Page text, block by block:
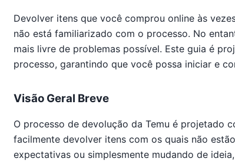
Devolver itens que você comprou online às
não está familiarizado com o processo. No
mais livre de problemas possível. Este guia é
processo, garantindo que você possa iniciar e
Visão Geral Breve
O processo de devolução da Temu é projetado
facilmente devolver itens com os quais não
expectativas ou simplesmente mudando de